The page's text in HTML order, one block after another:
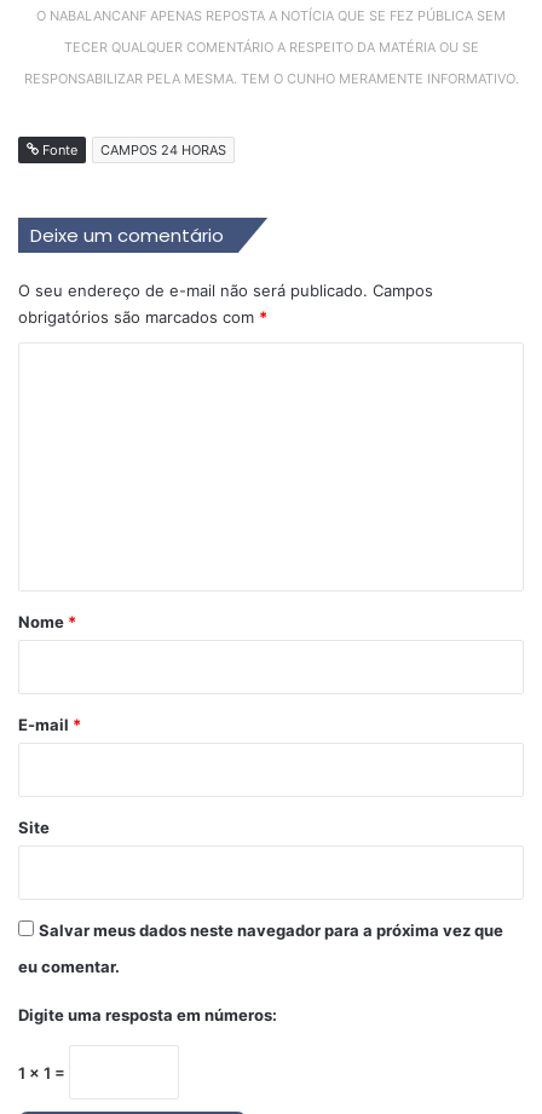
O NABALANCANF APENAS REPOSTA A NOTÍCIA QUE SE FEZ PÚBLICA SEM
TECER QUALQUER COMENTÁRIO A RESPEITO DA MATÉRIA OU SE
RESPONSABILIZAR PELA MESMA. TEM O CUNHO MERAMENTE INFORMATIVO.
Fonte CAMPOS 24 HORAS
Deixe um comentário
O seu endereço de e-mail não será publicado. Campos
obrigatórios são marcados com *
r
*
Nome *
E-mail *
Site
Salvar meus dados neste navegador para a próxima vez que
eu comentar.
Digite uma resposta em números:
1 × 1 =